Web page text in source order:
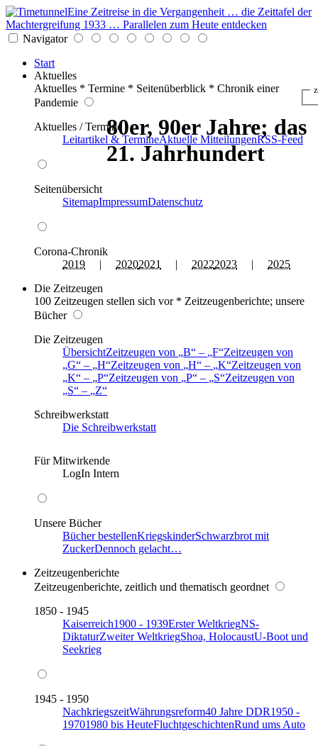
Eine Zeitreise in die Vergangenheit … die Zeittafel der
Machtergreifung 1933 … Parallelen zum Heute entdecken
Navigator
Start
Aktuelles
Aktuelles * Termine * Seitenüberblick * Chronik einer
Pandemie
Aktuelles / Termine
Leitartikel & TermineAktuelle MitteilungenRSS-Feed
Seitenübersicht
SitemapImpressumDatenschutz
Corona-Chronik
2019 | 20202021 | 20222023 | 2025
Die Zeitzeugen
100 Zeitzeugen stellen sich vor * Zeitzeugenberichte; unsere
Bücher
Die Zeitzeugen
ÜbersichtZeitzeugen von B – F Zeitzeugen von
G
– H Zeitzeugen von H – K Zeitzeugen von
K
– P Zeitzeugen von P – S Zeitzeugen von
S
–
Z
Schreibwerkstatt
Die Schreibwerkstatt
Für Mitwirkende
LogIn Intern
Unsere Bücher
Bücher bestellenKriegskinderSchwarzbrot mit
ZuckerDennoch gelacht…
Zeitzeugenberichte
Zeitzeugenberichte, zeitlich und thematisch geordnet
1850 - 1945
Kaiserreich1900 - 1939Erster WeltkriegNS-
DiktaturZweiter WeltkriegShoa, HolocaustU-Boot und
Seekrieg
1945 - 1950
NachkriegszeitWährungsreform40 Jahre DDR1950 -
19701980 bis HeuteFluchtgeschichtenRund ums Auto
80er, 90er Jahre; das
21. Jahrhundert